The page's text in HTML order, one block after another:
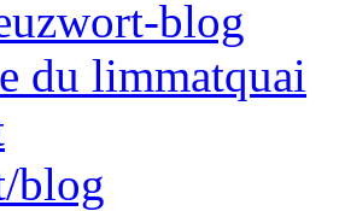
blog
du limmatquai
blog